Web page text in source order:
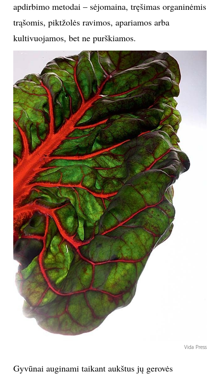
apdirbimo metodai – sėjomaina, tręšimas organinėmis
trąšomis, piktžolės ravimos, apariamos arba
kultivuojamos, bet ne purškiamos.
Vida Press
Gyvūnai auginami taikant aukštus jų gerovės